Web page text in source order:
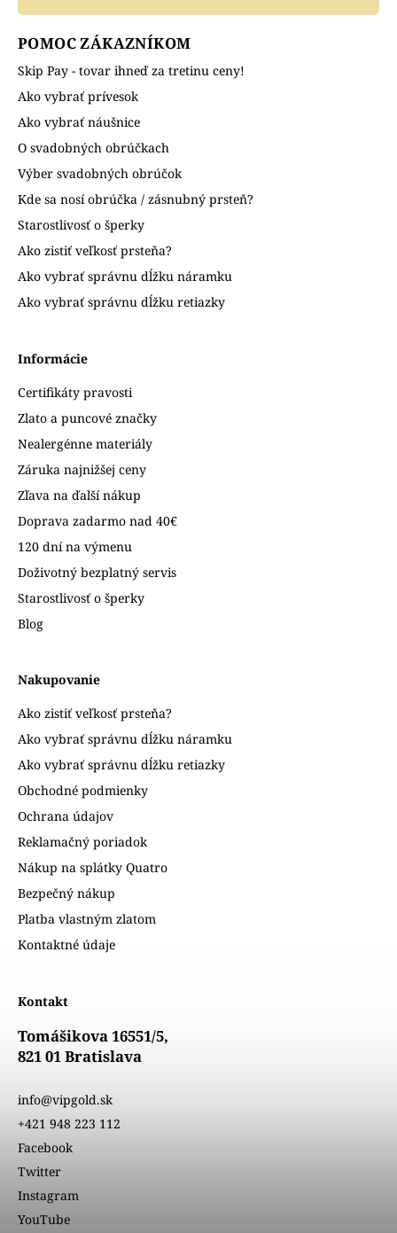
POMOC ZÁKAZNÍKOM
Skip Pay - tovar ihneď za tretinu ceny!
Ako vybrať prívesok
Ako vybrať náušnice
O svadobných obrúčkach
Výber svadobných obrúčok
Kde sa nosí obrúčka / zásnubný prsteň?
Starostlivosť o šperky
Ako zistiť veľkosť prsteňa?
Ako vybrať správnu dĺžku náramku
Ako vybrať správnu dĺžku retiazky
Informácie
Certifikáty pravosti
Zlato a puncové značky
Nealergénne materiály
Záruka najnižšej ceny
Zľava na ďalší nákup
Doprava zadarmo nad 40€
120 dní na výmenu
Doživotný bezplatný servis
Starostlivosť o šperky
Blog
Nakupovanie
Ako zistiť veľkosť prsteňa?
Ako vybrať správnu dĺžku náramku
Ako vybrať správnu dĺžku retiazky
Obchodné podmienky
Ochrana údajov
Reklamačný poriadok
Nákup na splátky Quatro
Bezpečný nákup
Platba vlastným zlatom
Kontaktné údaje
Kontakt
Tomášikova 16551/5,
821 01 Bratislava
info@vipgold.sk
+421 948 223 112
Facebook
Twitter
Instagram
YouTube